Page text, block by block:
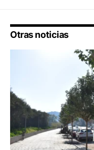
Otras noticias